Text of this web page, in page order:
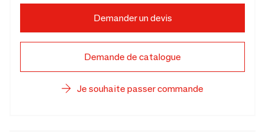
Demander un devis
Demande de catalogue
Je souhaite passer commande